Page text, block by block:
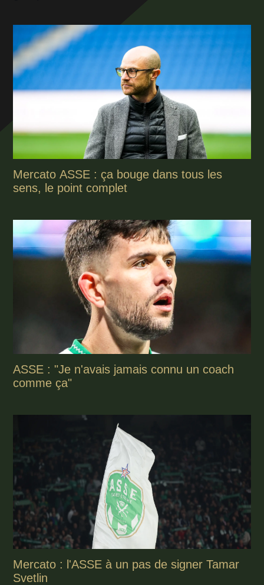
Mercato ASSE : ça bouge dans tous les
sens, le point complet
ASSE : "Je n'avais jamais connu un coach
comme ça"
Mercato : l'ASSE à un pas de signer Tamar
Svetlin